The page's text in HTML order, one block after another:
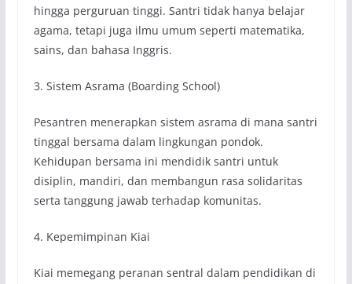
hingga perguruan tinggi. Santri tidak hanya belajar
agama, tetapi juga ilmu umum seperti matematika,
sains, dan bahasa Inggris.
3. Sistem Asrama (Boarding School)
Pesantren menerapkan sistem asrama di mana santri
tinggal bersama dalam lingkungan pondok.
Kehidupan bersama ini mendidik santri untuk
disiplin, mandiri, dan membangun rasa solidaritas
serta tanggung jawab terhadap komunitas.
4. Kepemimpinan Kiai
Kiai memegang peranan sentral dalam pendidikan di